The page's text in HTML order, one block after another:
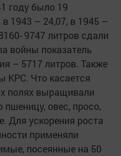
году было 19
в 1943 – 24,07, в 1945 –
9747 литров сдали
войны показатель
– 5717 литров. Также
КРС. Что касается
полях выращивали
овес, просо,
Для ускорения роста
применяли
посеянные на 50